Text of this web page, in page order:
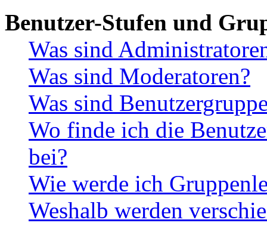
Benutzer-Stufen und
Was sind
Was sind Moderatoren?
Was sind
Wo finde ich die
bei?
Wie werde ich
Weshalb werden